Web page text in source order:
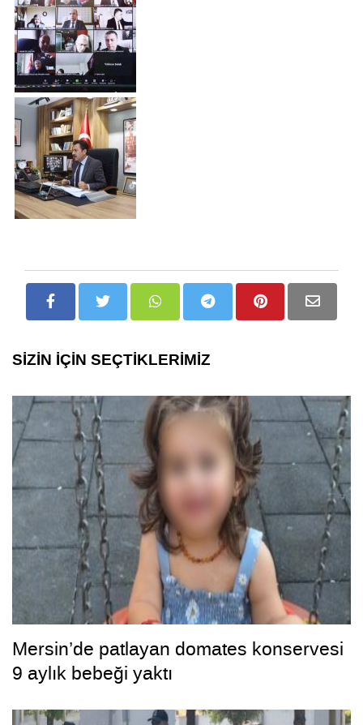
SİZİN İÇİN SEÇTİKLERİMİZ
Mersin’de patlayan domates konservesi
9 aylık bebeği yaktı